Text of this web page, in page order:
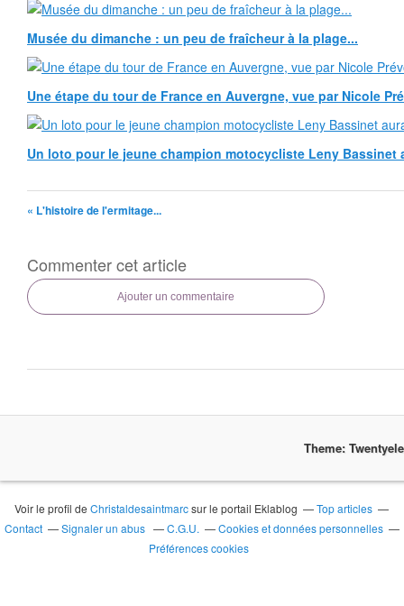
Musée du dimanche : un peu de fraîcheur à la plage...
Une étape du tour de France en Auvergne, vue par Nicole
Un loto pour le jeune champion motocycliste Leny Bassinet
« L'histoire de l'ermitage...
Commenter cet article
Ajouter un commentaire
Theme:
Voir le profil deChristaldesaintmarcsur le portail Eklablog
Top articles
Contact
Signaler un abus C.G.U.
Cookies et données personnelles
Préférences cookies